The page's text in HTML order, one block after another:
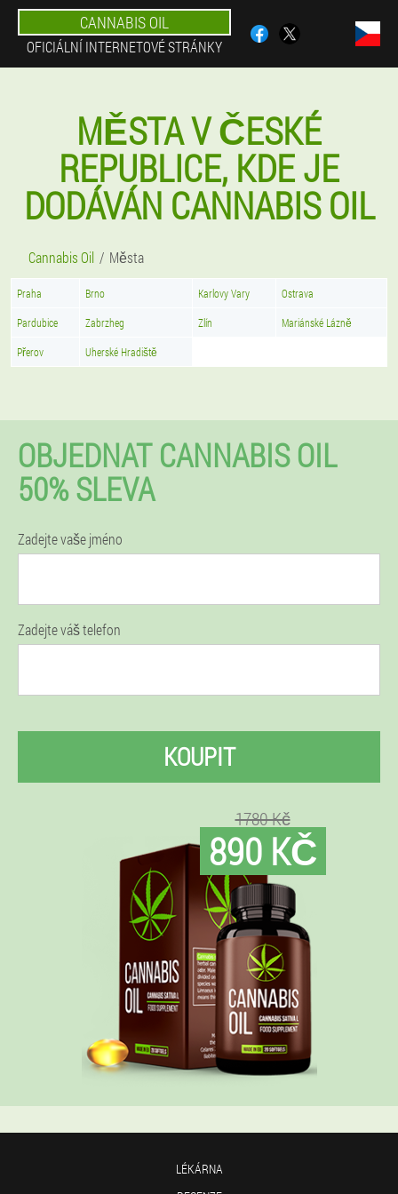
CANNABIS OIL
OFICIÁLNÍ INTERNETOVÉ STRÁNKY
MĚSTA V ČESKÉ
REPUBLICE, KDE JE
DODÁVÁN CANNABIS OIL
Cannabis Oil Města
Praha Brno Karlovy Vary Ostrava
Pardubice Zabrzheg Zlín Mariánské Lázně
Přerov Uherské Hradiště
OBJEDNAT CANNABIS OIL
50% SLEVA
Zadejte vaše jméno
Zadejte váš telefon
KOUPIT
1780 Kč
890 KČ
LÉKÁRNA